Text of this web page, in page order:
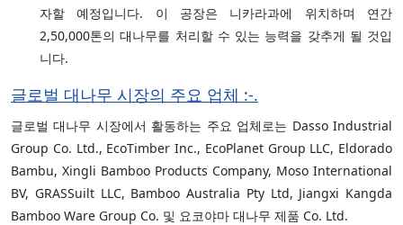
자할 예정입니다. 이 공장은 니카라과에 위치하며 연간
2,50,000톤의 대나무를 처리할 수 있는 능력을 갖추게 될 것입
니다.
글로벌 대나무 시장의 주요 업체 :-.
글로벌 대나무 시장에서 활동하는 주요 업체로는 Dasso Industrial
Group Co. Ltd., EcoTimber Inc., EcoPlanet Group LLC, Eldorado
Bambu, Xingli Bamboo Products Company, Moso International
BV, GRASSuilt LLC, Bamboo Australia Pty Ltd, Jiangxi Kangda
Bamboo Ware Group Co. 및 요코야마 대나무 제품 Co. Ltd.